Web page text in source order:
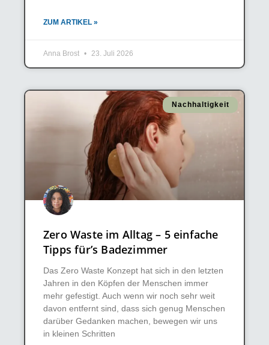
ZUM ARTIKEL »
Anna Brost 23. Juli 2026
Nachhaltigkeit
Zero Waste im Alltag – 5 einfache
Tipps für’s Badezimmer
Das Zero Waste Konzept hat sich in den letzten
Jahren in den Köpfen der Menschen immer
mehr gefestigt. Auch wenn wir noch sehr weit
davon entfernt sind, dass sich genug Menschen
darüber Gedanken machen, bewegen wir uns
in kleinen Schritten